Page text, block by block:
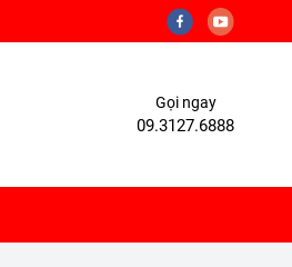
Gọi ngay
09.3127.6888